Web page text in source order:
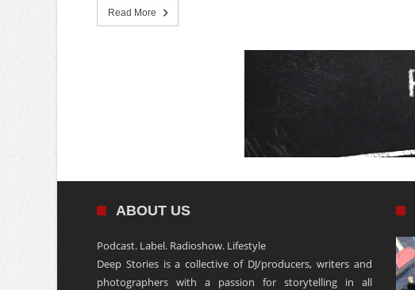
Read More
ABOUT US
Podcast. Label. Radioshow. Lifestyle
Deep Stories is a collective of DJ/producers, writers and
photographers with a passion for storytelling in all